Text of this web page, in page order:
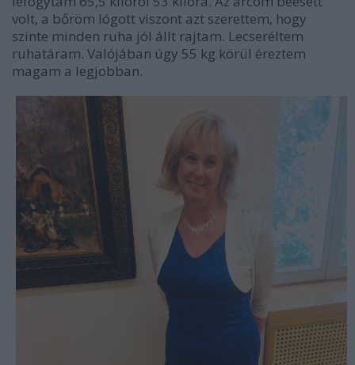
volt, a bőröm lógott viszont azt szerettem, hogy
szinte minden ruha jól állt rajtam. Lecseréltem
ruhatáram. Valójában úgy 55 kg körül éreztem
magam a legjobban.